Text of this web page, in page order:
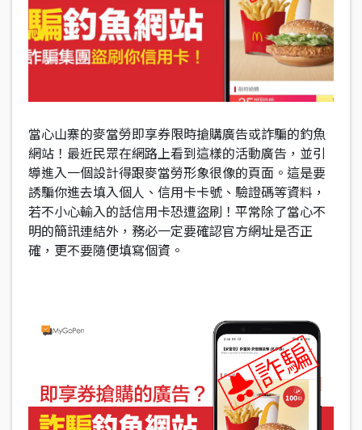
當心山寨的麥當勞即享券限時搶購廣告或詐騙的釣魚
網站！最近民眾在網路上看到這樣的活動廣告，並引
導進入一個設計得跟麥當勞形象很像的頁面。這是要
誘騙你進去填入個人、信用卡卡號、驗證碼等資料，
若不小心輸入的話信用卡恐遭盜刷！平常除了當心不
明的簡訊連結外，務必一定要確認官方網址是否正
確，更不要隨便填寫個資。